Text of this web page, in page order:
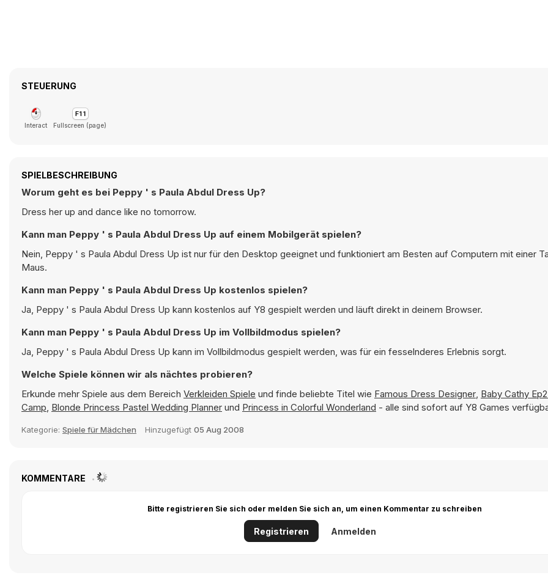
STEUERUNG
Interact Fullscreen (page)
SPIELBESCHREIBUNG
Worum geht es bei Peppy ' s Paula Abdul Dress Up?
Dress her up and dance like no tomorrow.
Kann man Peppy ' s Paula Abdul Dress Up auf einem Mobilgerät spielen?
Nein, Peppy ' s Paula Abdul Dress Up ist nur für den Desktop geeignet und funktioniert am Besten auf Computern mit einer
Maus.
Kann man Peppy ' s Paula Abdul Dress Up kostenlos spielen?
Ja, Peppy ' s Paula Abdul Dress Up kann kostenlos auf Y8 gespielt werden und läuft direkt in deinem Browser.
Kann man Peppy ' s Paula Abdul Dress Up im Vollbildmodus spielen?
Ja, Peppy ' s Paula Abdul Dress Up kann im Vollbildmodus gespielt werden, was für ein fesselnderes Erlebnis sorgt.
Welche Spiele können wir als nächtes probieren?
Erkunde mehr Spiele aus dem Bereich Verkleiden Spiele und finde beliebte Titel wie Famous Dress Designer, Baby Cathy
Camp, Blonde Princess Pastel Wedding Planner und Princess in Colorful Wonderland - alle sind sofort auf Y8 Games
Kategorie: Spiele für Mädchen Hinzugefügt 05 Aug 2008
KOMMENTARE
Bitte registrieren Sie sich oder melden Sie sich an, um einen Kommentar zu schreiben
Registrieren Anmelden